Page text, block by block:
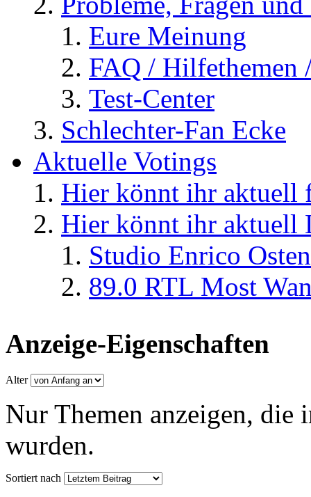
Eure Meinung
FAQ / Hilfethemen
Test-Center
Schlechter-Fan Ecke
Aktuelle Votings
Hier könnt ihr aktuell
Hier könnt ihr aktuell
Studio Enrico
89.0 RTL Most
Anzeige-Eigenschaften
Alter
Nur Themen anzeigen, die
wurden.
Sortiert nach